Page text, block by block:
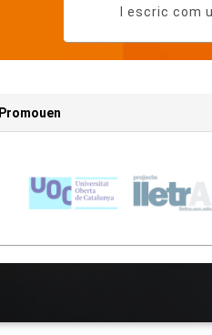
I escric com
Promouen